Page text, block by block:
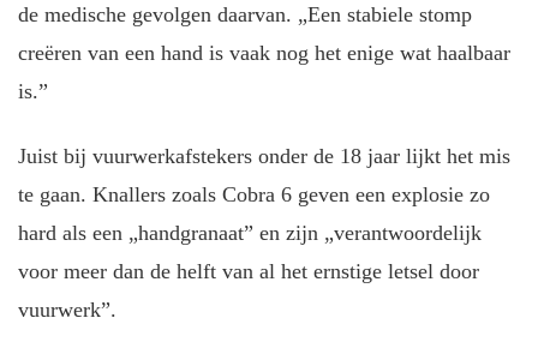
de medische gevolgen daarvan. „Een stabiele stomp
creëren van een hand is vaak nog het enige wat haalbaar
is.”
Juist bij vuurwerkafstekers onder de 18 jaar lijkt het mis
te gaan. Knallers zoals Cobra 6 geven een explosie zo
hard als een „handgranaat” en zijn „verantwoordelijk
voor meer dan de helft van al het ernstige letsel door
vuurwerk”.